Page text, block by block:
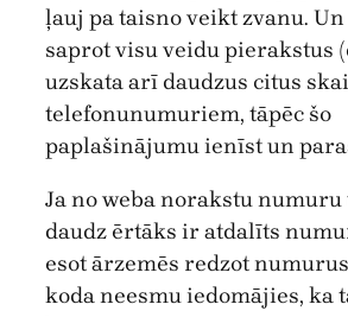
ļauj pa taisno veikt zvanu.
saprot visu veidu pierakstus
uzskata arī daudzus citus
telefonunumuriem, tāpēc šo
paplašinājumu ienīst un
Ja no weba norakstu numuru
daudz ērtāks ir atdalīts
esot ārzemēs redzot
koda neesmu iedomājies, ka